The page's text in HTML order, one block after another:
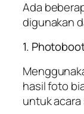
Ada
digunakan
1.
hasil foto
untuk